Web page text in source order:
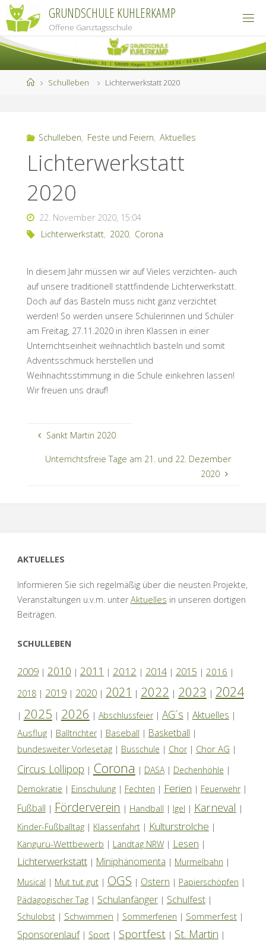
Zum
Inhalt
springen
GRUNDSCHULE KUHLERKAMP
Offene Ganztagsschule
StartSchulleben Lichterwerkstatt 2020
Schulleben, Feste und Feiern, Aktuelles
Lichterwerkstatt
2020
22. November 2020, 15:04
Lichterwerkstatt, 2020, Corona
In diesem Jahr müssen wir auf Vieles verzichten- auch
auf unsere traditionell stattfindende Lichterwerkstatt.
Doch auf das Basteln muss nicht ganz verzichtet
werden! So werden unsere Schülerinnen und Schüler
am Freitag, 27.11.2020 in ihren Klassen in einer
Unterrichtseinheit weihnachtlich basteln und somit
Adventsschmuck herstellen und
Weihnachtsstimmung in die Schule einkehren lassen!
Wir freuen uns drauf!
Sankt Martin 2020
Unterrichtsfreie Tage am 21. und 22. Dezember
2020
AKTUELLES
Informieren Sie sich regelmäßig über die neusten Projekte,
Veranstaltungen u.v.m. unterAktuelles in unseren dortigen
Beiträgen.
SCHULLEBEN
2009| 2010 | 2011 | 2012 | 2014| 2015 | 2016 |
2018| 2019| 2020| 2021 | 2022 | 2023 | 2024
| 2025 | 2026 | Abschlussfeier| AG´s | Aktuelles |
Ausflug| Balltrichter| Baseball | Basketball |
bundesweiter Vorlesetag| Busschule | Chor| Chor AG |
Circus Lollipop | Corona | DASA| Dechenhöhle |
Demokratie | Einschulung| Fechten | Ferien | Feuerwehr|
Fußball | Förderverein | Handball | Igel | Karneval |
Kinder-Fußballtag| Klassenfahrt| Kulturstrolche |
Känguru-Wettbewerb | Landtag NRW| Lesen |
Lichterwerkstatt| Miniphänomenta | Murmelbahn |
Musical | Mut tut gut| OGS | Ostern | Papierschöpfen |
Pädagogischer Tag| Schulanfänger| Schulfest|
Schulobst| Schwimmen | Sommerferien | Sommerfest|
Sponsorenlauf| Sport| Sportfest | St. Martin |